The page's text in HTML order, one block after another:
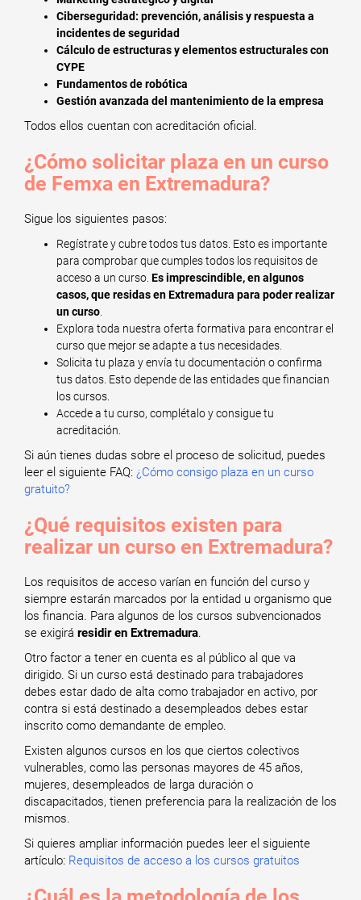
Ciberseguridad: prevención, análisis y respuesta a
incidentes de seguridad
Cálculo de estructuras y elementos estructurales con
CYPE
Fundamentos de robótica
Gestión avanzada del mantenimiento de la empresa
Todos ellos cuentan con acreditación oficial.
¿Cómo solicitar plaza en un curso
de Femxa en Extremadura?
Sigue los siguientes pasos:
Regístrate y cubre todos tus datos. Esto es importante
para comprobar que cumples todos los requisitos de
acceso a un curso. Es imprescindible, en algunos
casos, que residas en Extremadura para poder realizar
un curso
Explora toda nuestra oferta formativa para encontrar el
curso que mejor se adapte a tus necesidades.
Solicita tu plaza y envía tu documentación o confirma
tus datos. Esto depende de las entidades que financian
los cursos.
Accede a tu curso, complétalo y consigue tu
acreditación.
Si aún tienes dudas sobre el proceso de solicitud, puedes
leer el siguiente FAQ: ¿Cómo consigo plaza en un curso
gratuito?
¿Qué requisitos existen para
realizar un curso en Extremadura?
Los requisitos de acceso varían en función del curso y
siempre estarán marcados por la entidad u organismo que
los financia. Para algunos de los cursos subvencionados
se exigirá residir en Extremadura.
Otro factor a tener en cuenta es al público al que va
dirigido. Si un curso está destinado para trabajadores
debes estar dado de alta como trabajador en activo, por
contra si está destinado a desempleados debes estar
inscrito como demandante de empleo.
Existen algunos cursos en los que ciertos colectivos
vulnerables, como las personas mayores de 45 años,
mujeres, desempleados de larga duración o
discapacitados, tienen preferencia para la realización de los
mismos.
Si quieres ampliar información puedes leer el siguiente
artículo: Requisitos de acceso a los cursos gratuitos